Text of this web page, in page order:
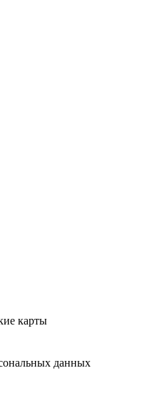
карты
данных